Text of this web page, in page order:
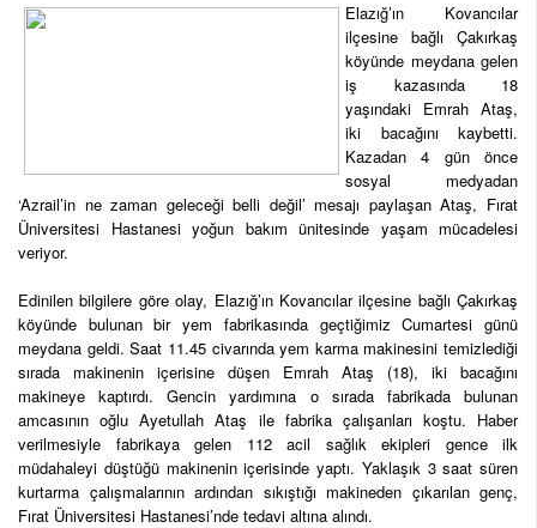
Elazığ’ın Kovancılar
ilçesine bağlı Çakırkaş
köyünde meydana gelen
iş kazasında 18
yaşındaki Emrah Ataş,
iki bacağını kaybetti.
Kazadan 4 gün önce
sosyal medyadan
‘Azrail’in ne zaman geleceği belli değil’ mesajı paylaşan Ataş, Fırat
Üniversitesi Hastanesi yoğun bakım ünitesinde yaşam mücadelesi
veriyor.
Edinilen bilgilere göre olay, Elazığ’ın Kovancılar ilçesine bağlı Çakırkaş
köyünde bulunan bir yem fabrikasında geçtiğimiz Cumartesi günü
meydana geldi. Saat 11.45 civarında yem karma makinesini temizlediği
sırada makinenin içerisine düşen Emrah Ataş (18), iki bacağını
makineye kaptırdı. Gencin yardımına o sırada fabrikada bulunan
amcasının oğlu Ayetullah Ataş ile fabrika çalışanları koştu. Haber
verilmesiyle fabrikaya gelen 112 acil sağlık ekipleri gence ilk
müdahaleyi düştüğü makinenin içerisinde yaptı. Yaklaşık 3 saat süren
kurtarma çalışmalarının ardından sıkıştığı makineden çıkarılan genç,
Fırat Üniversitesi Hastanesi’nde tedavi altına alındı.